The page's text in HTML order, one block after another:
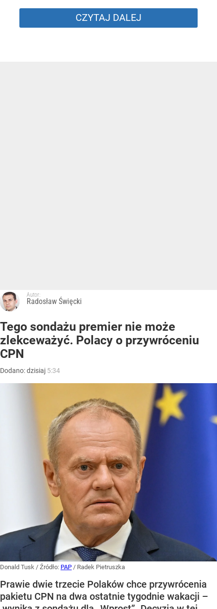
CZYTAJ DALEJ
Autor:
Radosław Święcki
Tego sondażu premier nie może
zlekceważyć. Polacy o przywróceniu
CPN
Dodano:dzisiaj 5:34
Donald Tusk / Źródło: PAP / Radek Pietruszka
Prawie dwie trzecie Polaków chce przywrócenia
pakietu CPN na dwa ostatnie tygodnie wakacji –